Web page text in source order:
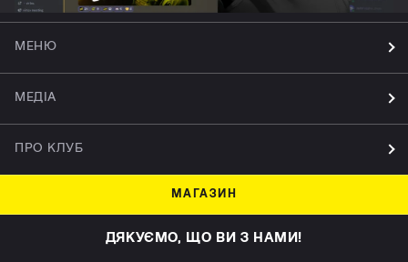
МЕНЮ
МЕДІА
ПРО КЛУБ
МАГАЗИН
ДЯКУЄМО, ЩО ВИ З НАМИ!